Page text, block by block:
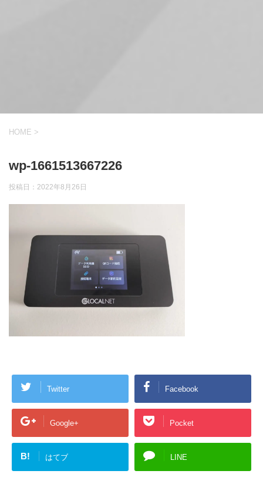
HOME >
wp-1661513667226
投稿日： 2022年8月26日
Twitter Facebook
Google+ Pocket
B! はてブ LINE